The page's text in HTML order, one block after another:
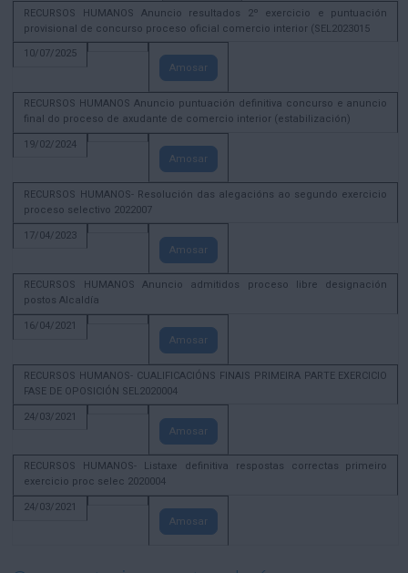
RECURSOS HUMANOS Anuncio resultados 2º exercicio e puntuación
provisional de concurso proceso oficial comercio interior (SEL2023015
10/07/2025
Amosar
RECURSOS HUMANOS Anuncio puntuación definitiva concurso e anuncio
final do proceso de axudante de comercio interior (estabilización)
19/02/2024
Amosar
RECURSOS HUMANOS- Resolución das alegacións ao segundo exercicio
proceso selectivo 2022007
17/04/2023
Amosar
RECURSOS HUMANOS Anuncio admitidos proceso libre designación
postos Alcaldía
16/04/2021
Amosar
RECURSOS HUMANOS- CUALIFICACIÓNS FINAIS PRIMEIRA PARTE EXERCICIO
FASE DE OPOSICIÓN SEL2020004
24/03/2021
Amosar
RECURSOS HUMANOS- Listaxe definitiva respostas correctas primeiro
exercicio proc selec 2020004
24/03/2021
Amosar